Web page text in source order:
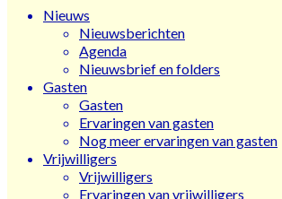
Nieuws
Nieuwsberichten
Agenda
Nieuwsbrief en folders
Gasten
Gasten
Ervaringen van gasten
Nog meer ervaringen van gasten
Vrijwilligers
Vrijwilligers
Ervaringen van vrijwilligers